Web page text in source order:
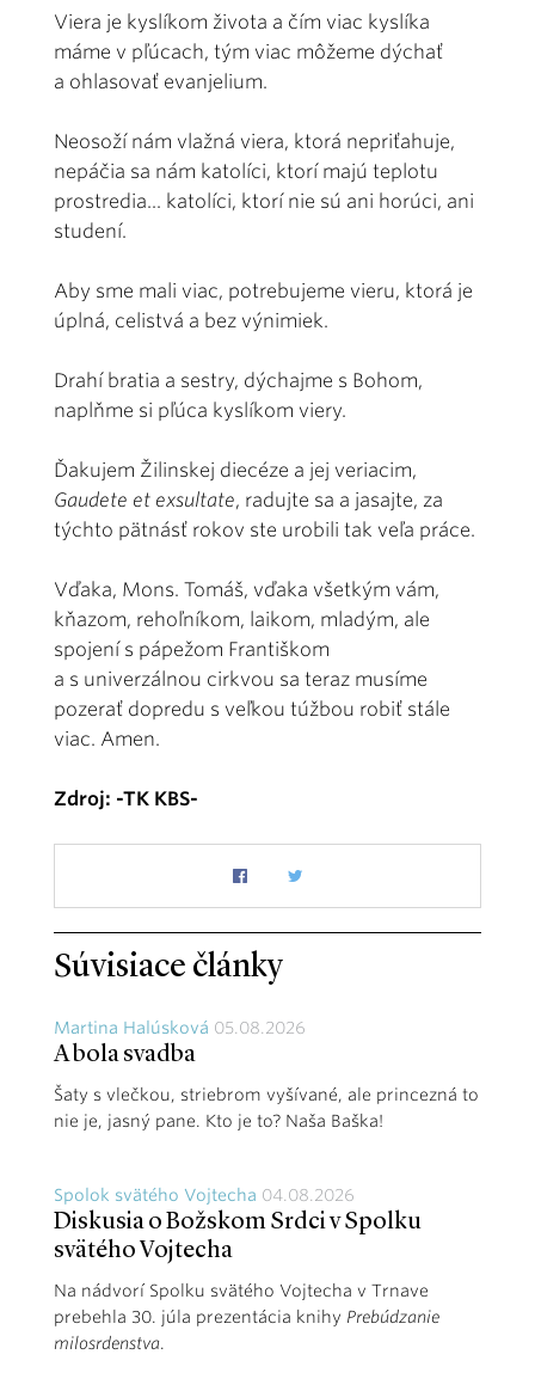
Viera je kyslíkom života a čím viac kyslíka
máme v pľúcach, tým viac môžeme dýchať
a ohlasovať evanjelium.
Neosoží nám vlažná viera, ktorá nepriťahuje,
nepáčia sa nám katolíci, ktorí majú teplotu
prostredia... katolíci, ktorí nie sú ani horúci, ani
studení.
Aby sme mali viac, potrebujeme vieru, ktorá je
úplná, celistvá a bez výnimiek.
Drahí bratia a sestry, dýchajme s Bohom,
naplňme si pľúca kyslíkom viery.
Ďakujem Žilinskej diecéze a jej veriacim,
Gaudete et exsultate, radujte sa a jasajte, za
týchto pätnásť rokov ste urobili tak veľa práce.
Vďaka, Mons. Tomáš, vďaka všetkým vám,
kňazom, rehoľníkom, laikom, mladým, ale
spojení s pápežom Františkom
a s univerzálnou cirkvou sa teraz musíme
pozerať dopredu s veľkou túžbou robiť stále
viac. Amen.
Zdroj: -TK KBS-
Súvisiace články
Martina Halúsková 05.08.2026
A bola svadba
Šaty s vlečkou, striebrom vyšívané, ale princezná to
nie je, jasný pane. Kto je to? Naša Baška!
Spolok svätého Vojtecha 04.08.2026
Diskusia o Božskom Srdci v Spolku
svätého Vojtecha
Na nádvorí Spolku svätého Vojtecha v Trnave
prebehla 30. júla prezentácia knihy Prebúdzanie
milosrdenstva.